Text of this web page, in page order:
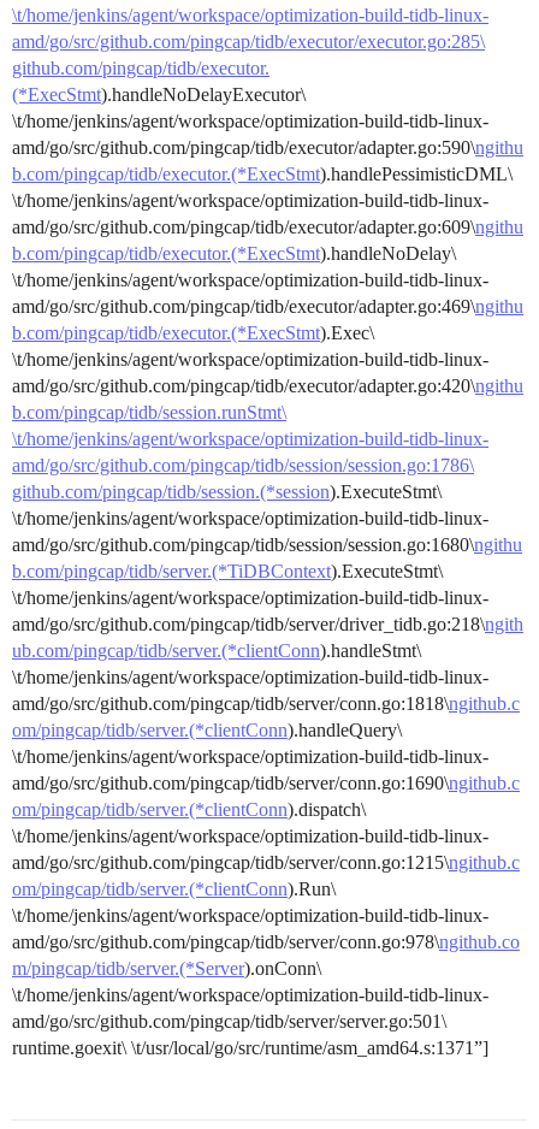
\t/home/jenkins/agent/workspace/optimization-build-tidb-linux-
amd/go/src/github.com/pingcap/tidb/executor/executor.go:285\
github.com/pingcap/tidb/executor.
(*ExecStmt).handleNoDelayExecutor\
\t/home/jenkins/agent/workspace/optimization-build-tidb-linux-
amd/go/src/github.com/pingcap/tidb/executor/adapter.go:590\ngithu
b.com/pingcap/tidb/executor.(*ExecStmt).handlePessimisticDML\
\t/home/jenkins/agent/workspace/optimization-build-tidb-linux-
amd/go/src/github.com/pingcap/tidb/executor/adapter.go:609\ngithu
b.com/pingcap/tidb/executor.(*ExecStmt).handleNoDelay\
\t/home/jenkins/agent/workspace/optimization-build-tidb-linux-
amd/go/src/github.com/pingcap/tidb/executor/adapter.go:469\ngithu
b.com/pingcap/tidb/executor.(*ExecStmt).Exec\
\t/home/jenkins/agent/workspace/optimization-build-tidb-linux-
amd/go/src/github.com/pingcap/tidb/executor/adapter.go:420\ngithu
b.com/pingcap/tidb/session.runStmt\
\t/home/jenkins/agent/workspace/optimization-build-tidb-linux-
amd/go/src/github.com/pingcap/tidb/session/session.go:1786\
github.com/pingcap/tidb/session.(*session).ExecuteStmt\
\t/home/jenkins/agent/workspace/optimization-build-tidb-linux-
amd/go/src/github.com/pingcap/tidb/session/session.go:1680\ngithu
b.com/pingcap/tidb/server.(*TiDBContext).ExecuteStmt\
\t/home/jenkins/agent/workspace/optimization-build-tidb-linux-
amd/go/src/github.com/pingcap/tidb/server/driver_tidb.go:218\ngith
ub.com/pingcap/tidb/server.(*clientConn).handleStmt\
\t/home/jenkins/agent/workspace/optimization-build-tidb-linux-
amd/go/src/github.com/pingcap/tidb/server/conn.go:1818\ngithub.c
om/pingcap/tidb/server.(*clientConn).handleQuery\
\t/home/jenkins/agent/workspace/optimization-build-tidb-linux-
amd/go/src/github.com/pingcap/tidb/server/conn.go:1690\ngithub.c
om/pingcap/tidb/server.(*clientConn).dispatch\
\t/home/jenkins/agent/workspace/optimization-build-tidb-linux-
amd/go/src/github.com/pingcap/tidb/server/conn.go:1215\ngithub.c
om/pingcap/tidb/server.(*clientConn).Run\
\t/home/jenkins/agent/workspace/optimization-build-tidb-linux-
amd/go/src/github.com/pingcap/tidb/server/conn.go:978\ngithub.co
m/pingcap/tidb/server.(*Server).onConn\
\t/home/jenkins/agent/workspace/optimization-build-tidb-linux-
amd/go/src/github.com/pingcap/tidb/server/server.go:501\
runtime.goexit\ \t/usr/local/go/src/runtime/asm_amd64.s:1371”]